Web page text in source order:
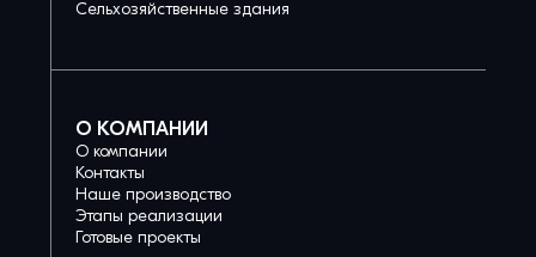
Сельхозяйственные здания
О КОМПАНИИ
О компании
Контакты
Наше производство
Этапы реализации
Готовые проекты